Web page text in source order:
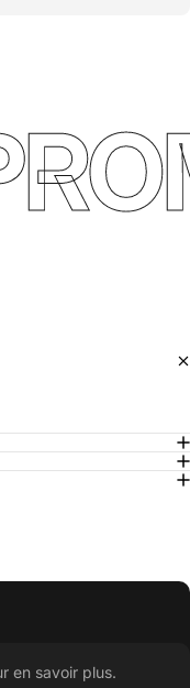
en savoir plus.